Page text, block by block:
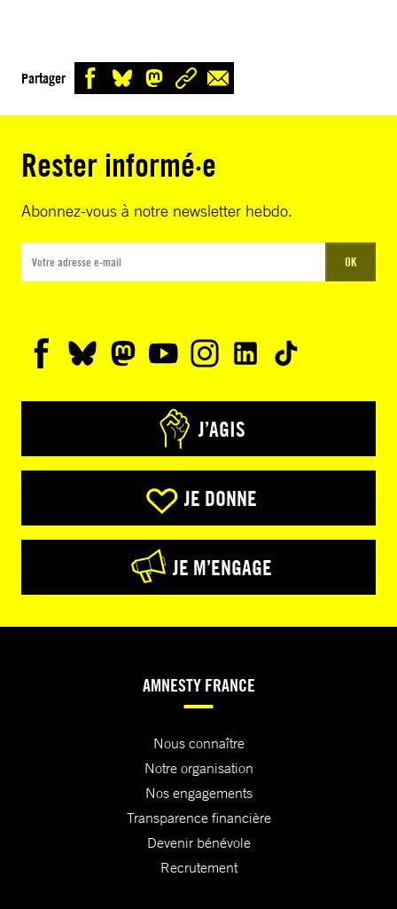
Partager
Rester informé·e
Abonnez-vous à notre newsletter hebdo.
OK
J’AGIS
JE DONNE
JE M’ENGAGE
AMNESTY FRANCE
Nous connaître
Notre organisation
Nos engagements
Transparence financière
Devenir bénévole
Recrutement